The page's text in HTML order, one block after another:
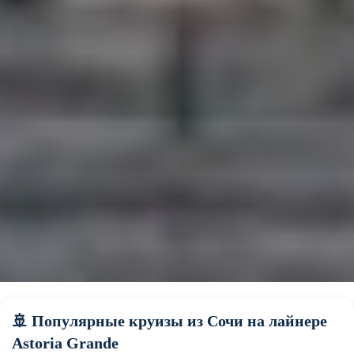
🚢 Популярные круизы из Сочи на лайнере
Astoria Grande